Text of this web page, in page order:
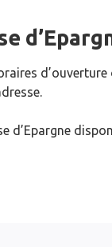
d’ouverture
d’Epargne